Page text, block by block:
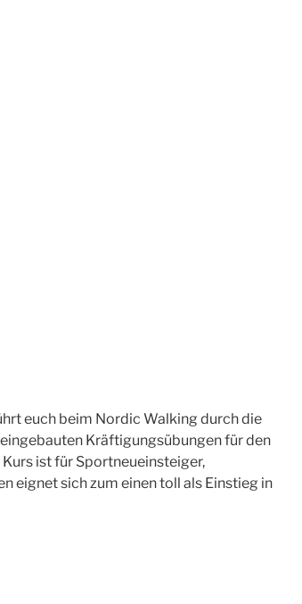
euch beim Nordic Walking durch die
Kräftigungsübungen für den
ist für Sportneueinsteiger,
eignet sich zum einen toll als Einstieg in